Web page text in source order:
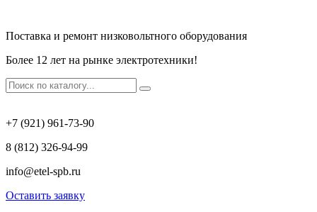
Поставка и ремонт низковольтного оборудования
Более 12 лет на рынке электротехники!
+7 (921) 961-73-90
8 (812) 326-94-99
info@etel-spb.ru
Оставить заявку